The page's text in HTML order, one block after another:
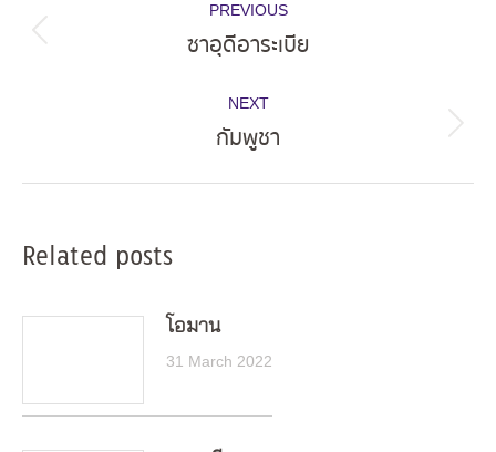
navigation
PREVIOUS
Previous
ซาอุดีอาระเบีย
NEXT
Next
กัมพูชา
Related posts
โอมาน
31 March 2022